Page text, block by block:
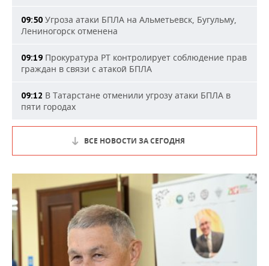
09:50 Угроза атаки БПЛА на Альметьевск, Бугульму,
Лениногорск отменена
09:19 Прокуратура РТ контролирует соблюдение прав
граждан в связи с атакой БПЛА
09:12 В Татарстане отменили угрозу атаки БПЛА в
пяти городах
ВСЕ НОВОСТИ ЗА СЕГОДНЯ